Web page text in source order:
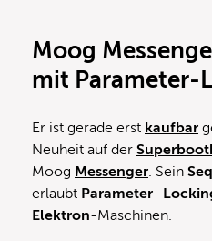
Moog
mit Parameter-
Er ist gerade erst kaufbar
Neuheit auf der
Moog Messenger. Sein
erlaubt Parameter–
Elektron-Maschinen.